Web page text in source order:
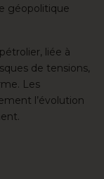
géopolitique
liée à
de tensions,
Les
l’évolution